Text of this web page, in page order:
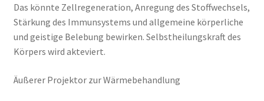
Das könnte Zellregeneration, Anregung des Stoffwechsels,
Stärkung des Immunsystems und allgemeine körperliche
und geistige Belebung bewirken. Selbstheilungskraft des
Körpers wird akteviert.
Äußerer Projektor zur Wärmebehandlung